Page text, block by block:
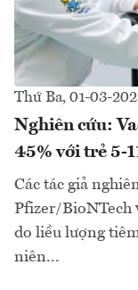
Thứ Ba, 01-03-
Nghiên cứu:
45% với trẻ 5-
Các tác giả
Pfizer/BioNTech
do liều lượng
niên...